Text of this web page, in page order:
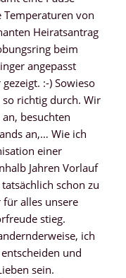
von
Heiratsantrag
beim
angepasst
:-) Sowieso
richtig durch. Wir
besuchten
an,… Wie ich
einer
Jahren Vorlauf
schon zu
alles unsere
stieg.
ich
und
sein.